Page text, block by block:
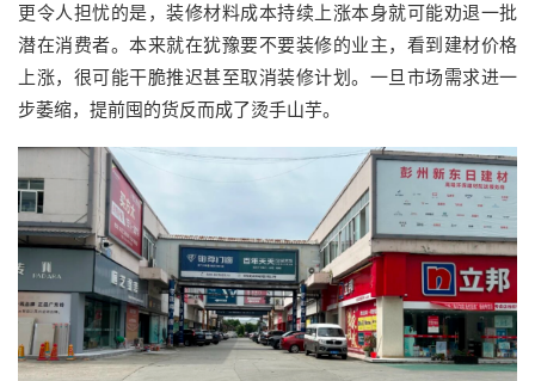
更令人担忧的是，装修材料成本持续上涨本身就可能劝退一批
潜在消费者。本来就在犹豫要不要装修的业主，看到建材价格
上涨，很可能干脆推迟甚至取消装修计划。一旦市场需求进一
步萎缩，提前囤的货反而成了烫手山芋。